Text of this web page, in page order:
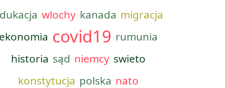
wlochy kanada migracja
covid19 rumunia
historia sąd niemcy swieto
konstytucja polska nato